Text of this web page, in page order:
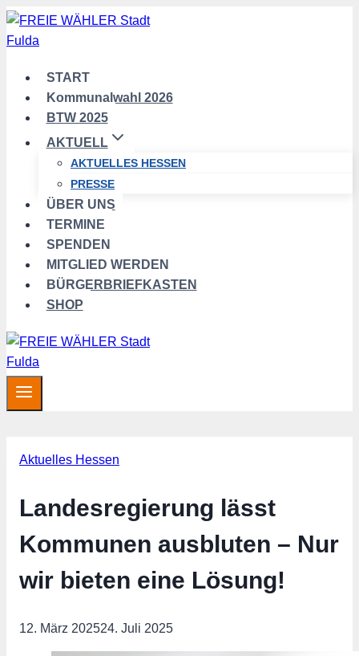
Zum
Inhalt
START
Kommunalwahl 2026
BTW 2025
AKTUELL
AKTUELLES HESSEN
PRESSE
ÜBER UNS
TERMINE
SPENDEN
MITGLIED WERDEN
BÜRGERBRIEFKASTEN
SHOP
Aktuelles Hessen
Landesregierung lässt
Kommunen ausbluten – Nur
wir bieten eine Lösung!
12. März 202524. Juli 2025